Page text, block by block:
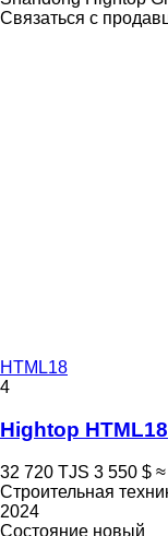
Связаться с
HTML18
4
Hightop HTML18
32 720 TJS 3 550 $
Строительная
2024
Состояние новый